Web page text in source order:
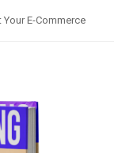
E-Commerce